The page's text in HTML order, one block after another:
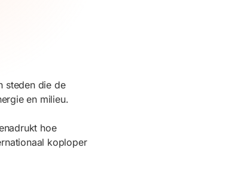
steden die de
en milieu.
hoe
koploper